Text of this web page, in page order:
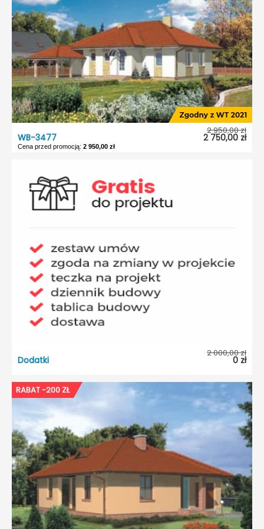
Garaż:
Bez garażu
Dach:
Czterospadowy
Kąt nach. dachu:
27°
Odbicie lustrzane:
Tak
WB-3477 2 750,00 zł
2 950,00 zł
Cena przed promocją: 2 950,00 zł
Dostępność:
Typ projektu:
Kąt nach. dachu:
30°
Odbicie lustrzane:
Dodatki 0 zł
2 000,00 zł
RABAT -200 ZŁ